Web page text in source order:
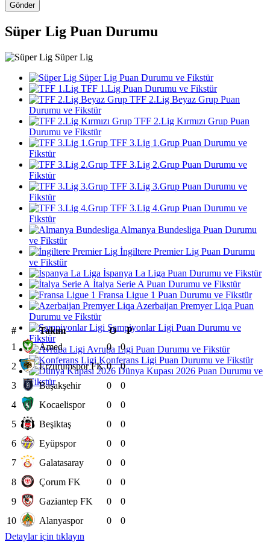
Gönder
Süper Lig Puan Durumu
Süper Lig
Süper Lig Puan Durumu ve Fikstür
TFF 1.Lig Puan Durumu ve Fikstür
TFF 2.Lig Beyaz Grup Puan
Durumu ve Fikstür
TFF 2.Lig Kırmızı Grup Puan
Durumu ve Fikstür
TFF 3.Lig 1.Grup Puan Durumu ve
Fikstür
TFF 3.Lig 2.Grup Puan Durumu ve
Fikstür
TFF 3.Lig 3.Grup Puan Durumu ve
Fikstür
TFF 3.Lig 4.Grup Puan Durumu ve
Fikstür
Almanya Bundesliga Puan Durumu
ve Fikstür
İngiltere Premier Lig Puan Durumu
ve Fikstür
İspanya La Liga Puan Durumu ve Fikstür
İtalya Serie A Puan Durumu ve Fikstür
Fransa Ligue 1 Puan Durumu ve Fikstür
Azerbaijan Premyer Liqa Puan
Durumu ve Fikstür
Şampiyonlar Ligi Puan Durumu ve
Fikstür
Avrupa Ligi Puan Durumu ve Fikstür
Konferans Ligi Puan Durumu ve Fikstür
Dünya Kupası 2026 Puan Durumu ve
Fikstür
# Takım O
P
1
Amed 0
0
2
Erzurumspor FK 0
0
3
Başakşehir 0
0
4
Kocaelispor 0
0
5
Beşiktaş 0
0
6
Eyüpspor 0
0
7
Galatasaray 0
0
8
Çorum FK 0
0
9
Gaziantep FK 0
0
10
Alanyaspor 0
0
Detaylar için tıklayın